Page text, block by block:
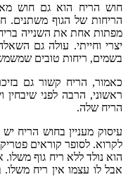
חוש הריח הוא גם חוש
הריחות של הגוף משתנים.
מפתות אחת את השנייה
יצרי וחייתי. עולה גם
בשמים, ריחות טובים
כאמור, הריח קשור גם
ראשוני, הרבה לפני
הריח שלה.
עיסוק מעניין בחוש הריח
לקרוא. לסופר קוראים פטריק
הוא נולד ללא ריח גוף
אבל לו עצמו אין ריח